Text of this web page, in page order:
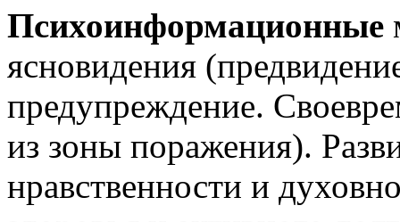
Психоинформационные
ясновидения
предупреждение.
из зоны поражения).
нравственности и